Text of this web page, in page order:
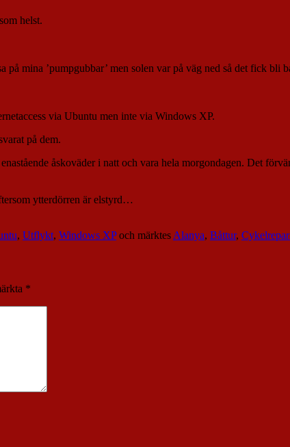
helst.
mina ’pumpgubbar’ men solen var på väg ned så det fick bli
via Ubuntu men inte via Windows XP.
på dem.
åskoväder i natt och vara hela morgondagen. Det
ytterdörren är elstyrd…
, Utflykt, Windows XPoch märktesAlanya, Båttur,
*